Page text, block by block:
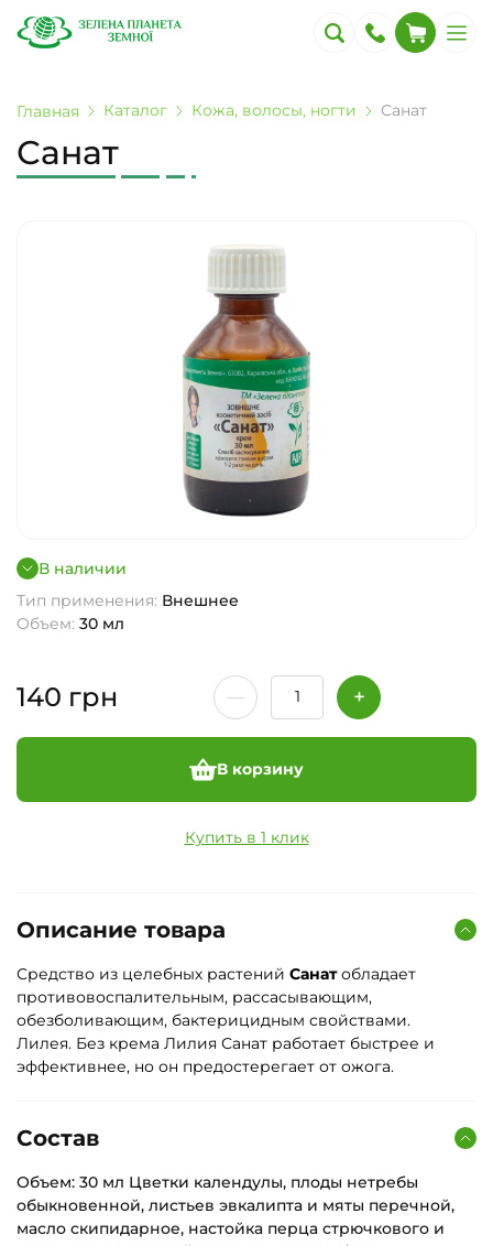
Главная Каталог Кожа, волосы, ногти Санат
Санат
В наличии
Тип применения: Внешнее
Объем: 30 мл
140 грн
В корзину
Купить в 1 клик
Описание товара
Средство из целебных растений Санатобладает
противовоспалительным, рассасывающим,
обезболивающим, бактерицидным свойствами.
Лилея. Без крема Лилия Санат работает быстрее и
эффективнее, но он предостерегает от ожога.
Состав
Объем: 30 мл Цветки календулы, плоды нетребы
обыкновенной, листьев эвкалипта и мяты перечной,
масло скипидарное, настойка перца стрючкового и